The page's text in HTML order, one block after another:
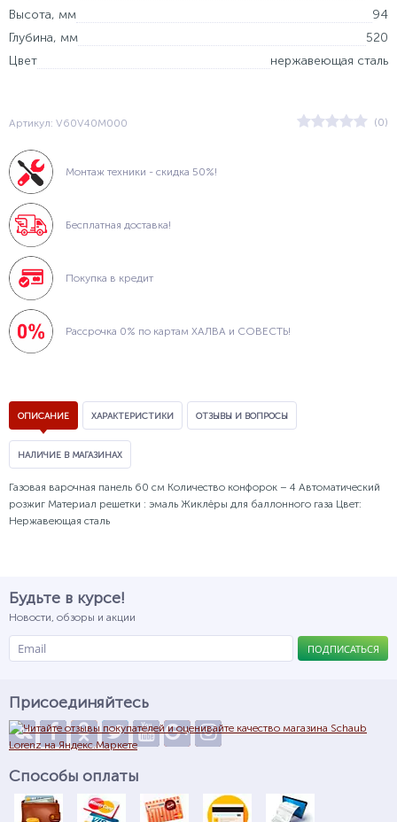
Артикул: V60V40M000 (0)
Монтаж техники - скидка 50%!
Бесплатная доставка!
Покупка в кредит
Рассрочка 0% по картам ХАЛВА и СОВЕСТЬ!
Высота, мм
94
Глубина, мм
520
Цвет
нержавеющая сталь
ОПИСАНИЕ ХАРАКТЕРИСТИКИ ОТЗЫВЫ И ВОПРОСЫ
НАЛИЧИЕ В МАГАЗИНАХ
Газовая варочная панель 60 см Количество конфорок – 4 Автоматический
розжиг Материал решетки : эмаль Жиклёры для баллонного газа Цвет:
Нержавеющая сталь
Будьте в курсе!
Новости, обзоры и акции
ПОДПИСАТЬСЯ
Присоединяйтесь
Способы оплаты